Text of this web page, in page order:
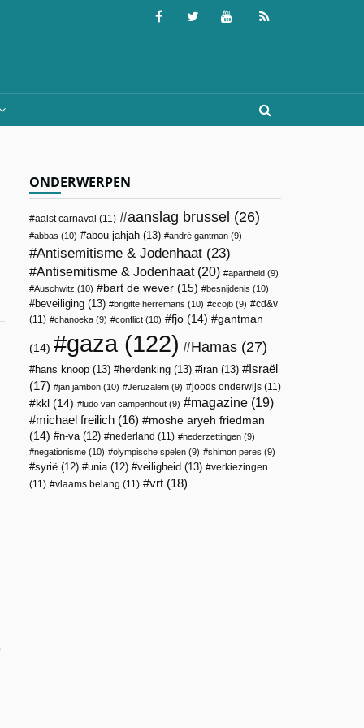
ONDERWERPEN
aalst carnaval (11) aanslag brussel (26)
abbas (10) abou jahjah (13) andré gantman (9)
Antisemitisme & Jodenhaat (23)
Antisemitisme & Jodenhaat(20) apartheid (9)
Auschwitz (10) bart de wever (15) besnijdenis (10)
beveiliging (13) brigitte herremans (10) ccojb (9)
cd&v
(11)
chanoeka (9) conflict (10) fjo (14) gantman
(14) gaza(122) Hamas (27)
hans knoop (13) herdenking (13) iran (13)
Israël
(17)
jan jambon (10) Jeruzalem (9) joods onderwijs (11)
kkl (14) ludo van campenhout (9) magazine (19)
michael freilich (16)
moshe aryeh friedman
(14)
n-va(12) nederland (11) nederzettingen (9)
negationisme (10) olympische spelen (9) shimon peres (9)
syrië (12) unia(12) veiligheid (13)
verkiezingen
(11)
vlaams belang (11) vrt (18)